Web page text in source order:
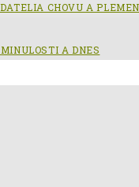
CHOVU A
A DNES